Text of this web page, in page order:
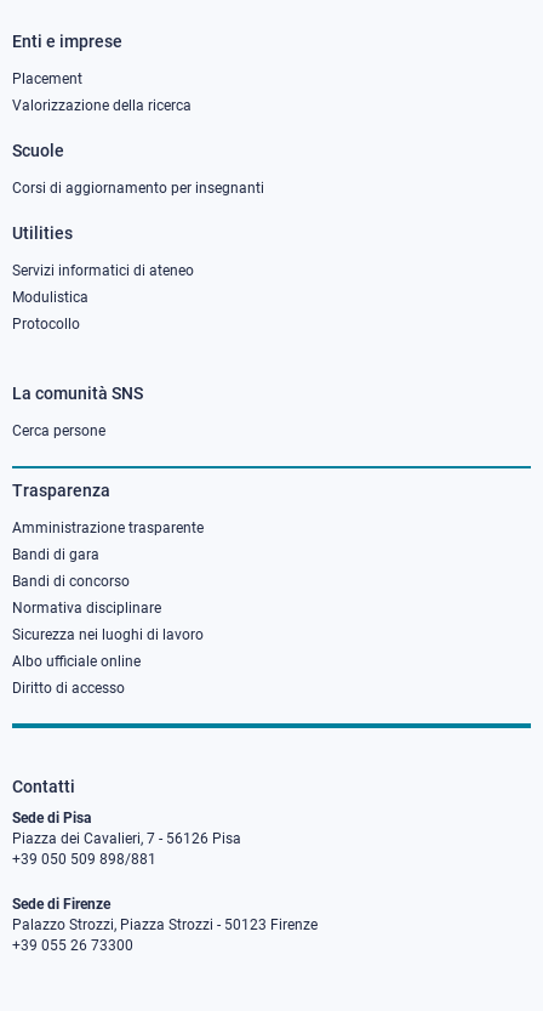
Footer
column
Enti e imprese
Placement
Valorizzazione della ricerca
Scuole
Corsi di aggiornamento per insegnanti
Utilities
Servizi informatici di ateneo
Modulistica
Protocollo
Footer
column
3
La comunità SNS
Cerca persone
Trasparenza
Amministrazione trasparente
Bandi di gara
Bandi di concorso
Normativa disciplinare
Sicurezza nei luoghi di lavoro
Albo ufficiale online
Diritto di accesso
Contatti
Sede di Pisa
Piazza dei Cavalieri, 7 - 56126 Pisa
+39 050 509 898/881
Sede di Firenze
Palazzo Strozzi, Piazza Strozzi - 50123 Firenze
+39 055 26 73300